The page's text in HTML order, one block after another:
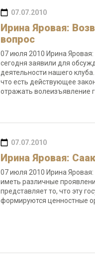
07.07.2010
Ирина Яровая:
вопрос
07 июля 2010 Ирина
сегодня заявили для
деятельности нашего
что есть действующее
отражать волеизъявление
07.07.2010
Ирина Яровая:
07 июля 2010 Ирина
иметь различные
представляет то, что эту
формируются ценностные